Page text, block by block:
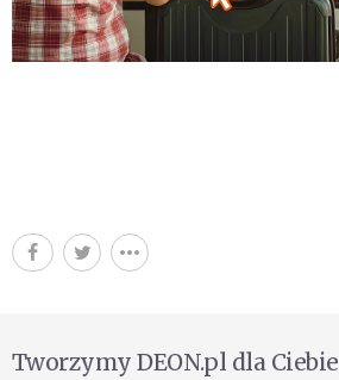
Tworzymy DEON.pl dla Ciebie